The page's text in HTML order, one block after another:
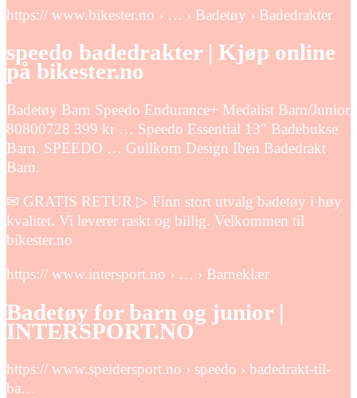
https:// www.bikester.no › … › Badetøy › Badedrakter
speedo badedrakter | Kjøp online
på bikester.no
Badetøy Barn Speedo Endurance+ Medalist Barn/Junior
80800728 399 kr … Speedo Essential 13″ Badebukse
Barn. SPEEDO … Gullkorn Design Iben Badedrakt
Barn.
✉ GRATIS RETUR ▷ Finn stort utvalg badetøy i høy
kvalitet. Vi leverer raskt og billig. Velkommen til
bikester.no
https:// www.intersport.no › … › Barneklær
Badetøy for barn og junior |
INTERSPORT.NO
https:// www.speidersport.no › speedo › badedrakt-til-
ba…